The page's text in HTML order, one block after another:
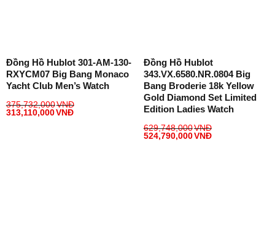
Đồng Hồ Hublot 301-AM-130-
RXYCM07 Big Bang Monaco
Yacht Club Men’s Watch
375,732,000VNĐ
313,110,000VNĐ
Đồng Hồ Hublot
343.VX.6580.NR.0804 Big
Bang Broderie 18k Yellow
Gold Diamond Set Limited
Edition Ladies Watch
629,748,000VNĐ
524,790,000VNĐ